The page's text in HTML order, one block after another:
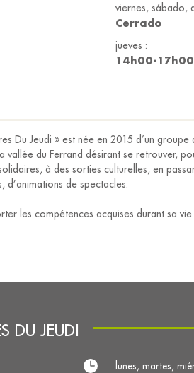
viernes, sábado,
Cerrado
jueves :
14h00-17h00
Du Jeudi » est née en 2015 d’un groupe
vallée du Ferrand désirant se retrouver,
à des sorties culturelles, en
d’animations de spectacles.
les compétences acquises durant sa
DU JEUDI
lunes, martes,